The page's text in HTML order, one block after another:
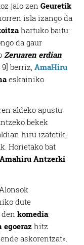
jaio zen Geuretik
isla izango da
hartuko baitu:
da gaur
Zeruaren erdian
9] berriz,AmaHiru
eskainiko
aldeko apustu
bekek
hiru izatetik,
Horietako bat
Amahiru Antzerki
dute
denkomedia:
egoeraz hitz
askorentzat».